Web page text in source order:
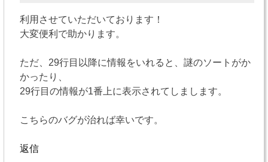
利用させていただいております！
大変便利で助かります。
ただ、29行目以降に情報をいれると、謎のソートがか
かったり、
29行目の情報が1番上に表示されてしまします。
こちらのバグが治れば幸いです。
返信